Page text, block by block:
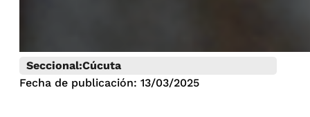
Seccional:Cúcuta
Fecha de publicación: 13/03/2025